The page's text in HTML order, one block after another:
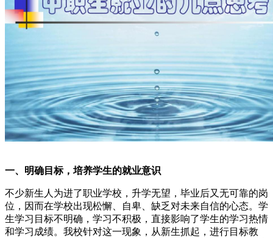
一、明确目标，培养学生的就业意识
不少新生人为进了职业学校，升学无望，毕业后又无可靠的岗
位，因而在学校出现松懈、自卑、缺乏对未来自信的心态。学
生学习目标不明确，学习不积极，直接影响了学生的学习热情
和学习成绩。我校针对这一现象，从新生抓起，进行目标教